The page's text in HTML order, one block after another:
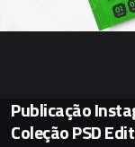
Publicação
Coleção PSD